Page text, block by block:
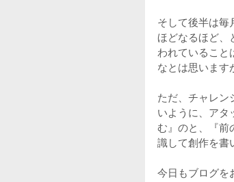
そして後半は毎
ほどなるほど、
われていること
なとは思います
ただ、チャレン
いように、アタ
む』のと、『前
識して創作を書
今日もブログを